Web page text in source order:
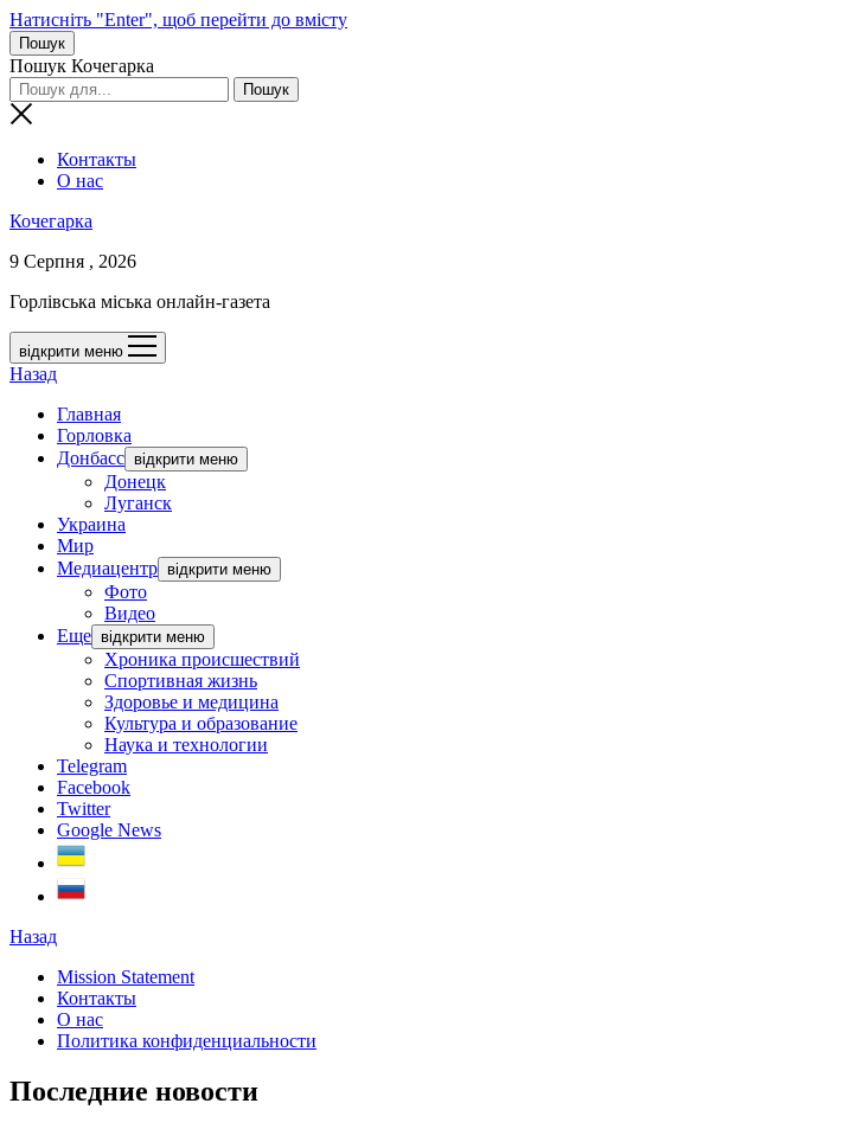
Натисніть "Enter", щоб перейти до вмісту
Пошук
Пошук Кочегарка
Контакты
О нас
Кочегарка
9 Серпня , 2026
Горлівська міська онлайн-газета
відкрити меню
Назад
Главная
Горловка
Донбасс відкрити меню
Донецк
Луганск
Украина
Мир
Медиацентр відкрити меню
Фото
Видео
Еще відкрити меню
Хроника происшествий
Спортивная жизнь
Здоровье и медицина
Культура и образование
Наука и технологии
Telegram
Facebook
Twitter
Google News
Назад
Mission Statement
Контакты
О нас
Политика конфиденциальности
Последние новости